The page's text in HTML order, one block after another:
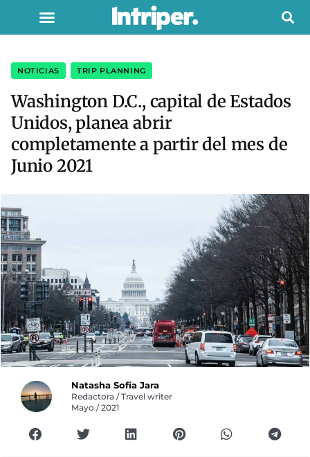
NOTICIAS TRIP PLANNING
Washington D.C., capital de Estados
Unidos, planea abrir
completamente a partir del mes de
Junio 2021
Natasha Sofía Jara
Redactora / Travel writer
Mayo / 2021